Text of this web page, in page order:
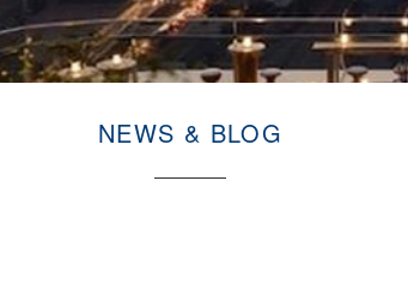
NEWS & BLOG